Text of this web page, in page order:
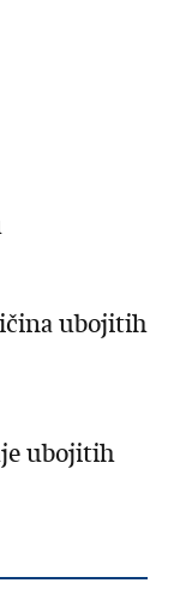
ubojitih
ubojitih